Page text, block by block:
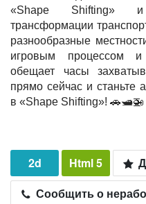
«Shape Shifting» и
трансформации
разнообразные
игровым процессом и
обещает часы
прямо сейчас и станьте
в «Shape Shifting»! 🚗🛥️🚁
2d Html 5
Сообщить о